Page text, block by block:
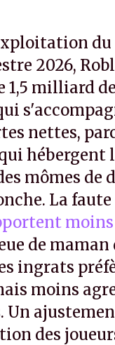
du
2026,
milliard
nettes,
hébergent
mômes de
La
de maman
ingrats
moins
Un
des